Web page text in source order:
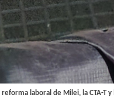
laboral de Milei, la CTA-T